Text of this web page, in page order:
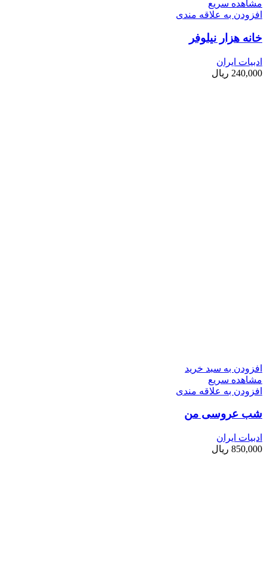
مشاهده سریع
افزودن به علاقه مندی
خانه هزار نیلوفر
ادبیات ایران
240,000 ریال
افزودن به سبد خرید
مشاهده سریع
افزودن به علاقه مندی
شب عروسی من
ادبیات ایران
850,000 ریال